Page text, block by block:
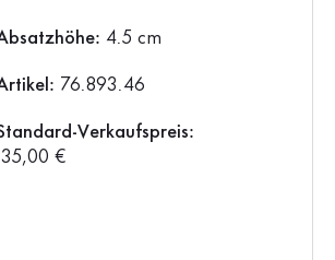
4.5 cm
76.893.46
Verkaufspreis:
135,00 €